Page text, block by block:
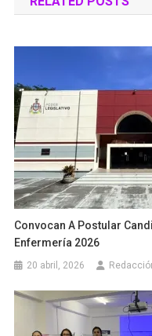
entradas
Convocan A Postular
Enfermería 2026
20 abril, 2026